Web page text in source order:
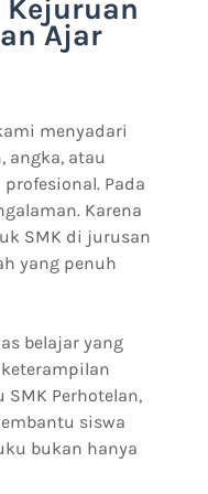
Ajar
menyadari
angka, atau
Pada
Karena
SMK di jurusan
yang penuh
belajar yang
Perhotelan,
siswa
bukan hanya